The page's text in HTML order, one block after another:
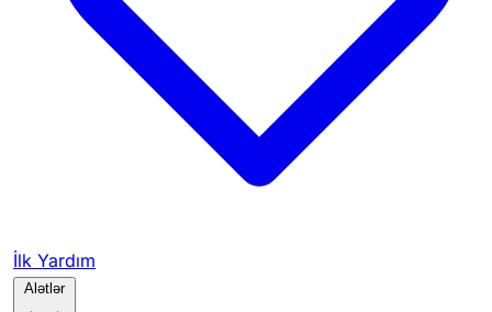
İlk Yardım
Alətlər